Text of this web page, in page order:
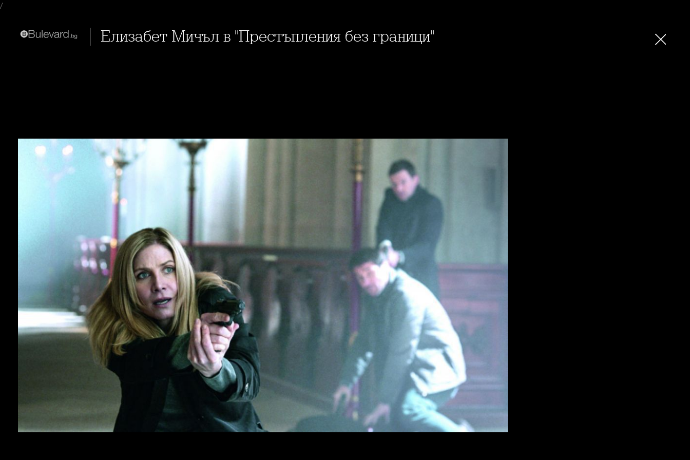
/
Елизабет Мичъл в "Престъпления без граници"